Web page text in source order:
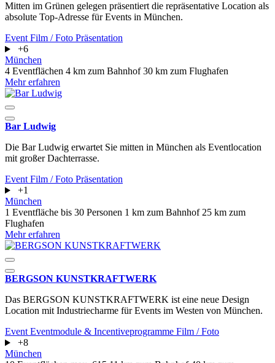
Mitten im Grünen gelegen präsentiert die repräsentative Location als
absolute Top-Adresse für Events in München.
Event Film / Foto Präsentation
+6
München
4 Eventflächen 4 km zum Bahnhof30 km zum Flughafen
Mehr erfahren
Bar Ludwig
Die Bar Ludwig erwartet Sie mitten in München als Eventlocation
mit großer Dachterrasse.
Event Film / Foto Präsentation
+1
München
1 Eventfläche bis 30 Personen 1 km zum Bahnhof 25 km zum
Flughafen
Mehr erfahren
BERGSON KUNSTKRAFT­WERK
Das BERGSON KUNSTKRAFT­WERK ist eine neue Design
Location mit Industriecharme für Events im Westen von München.
Event Eventmodule & Incentiveprogramme Film / Foto
+8
München